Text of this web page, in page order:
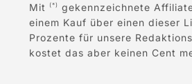
Mit (*)
gekennzeichnete
einem Kauf über einen dieser
Prozente für unsere
kostet das aber keinen Cent